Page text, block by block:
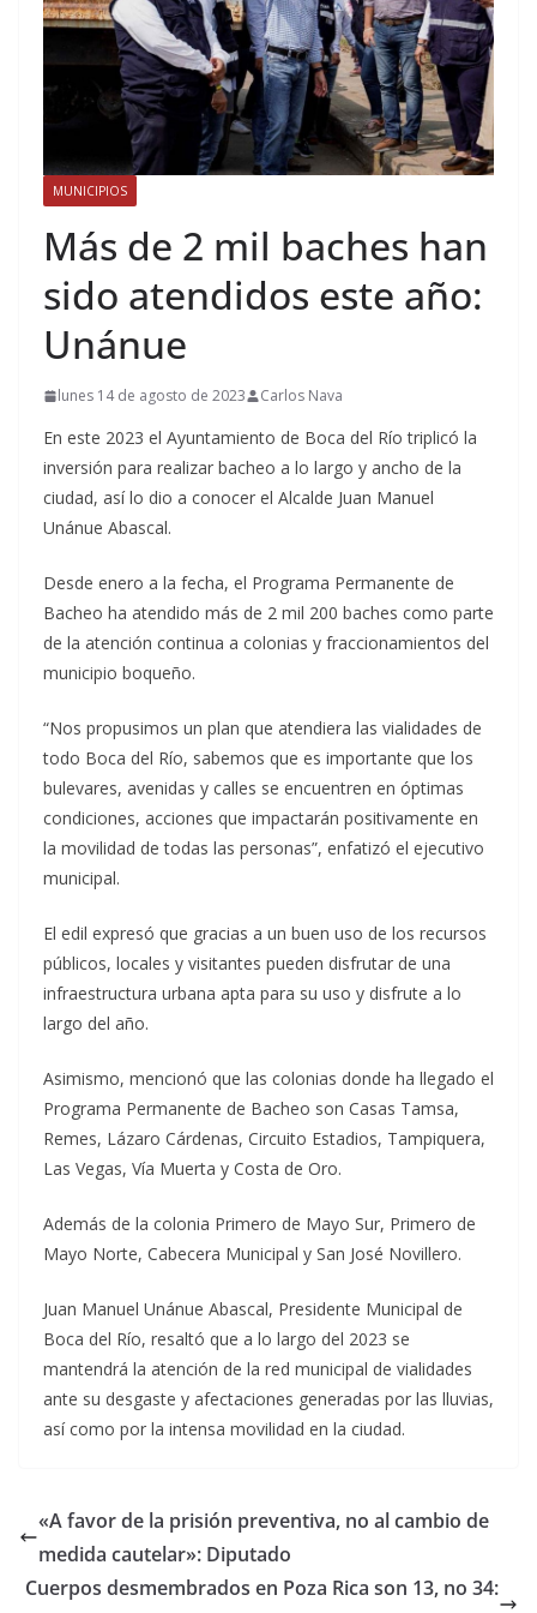
MUNICIPIOS
Más de 2 mil baches han
sido atendidos este año:
Unánue
lunes 14 de agosto de 2023 Carlos Nava
En este 2023 el Ayuntamiento de Boca del Río triplicó la
inversión para realizar bacheo a lo largo y ancho de la
ciudad, así lo dio a conocer el Alcalde Juan Manuel
Unánue Abascal.
Desde enero a la fecha, el Programa Permanente de
Bacheo ha atendido más de 2 mil 200 baches como parte
de la atención continua a colonias y fraccionamientos del
municipio boqueño.
“Nos propusimos un plan que atendiera las vialidades de
todo Boca del Río, sabemos que es importante que los
bulevares, avenidas y calles se encuentren en óptimas
condiciones, acciones que impactarán positivamente en
la movilidad de todas las personas”, enfatizó el ejecutivo
municipal.
El edil expresó que gracias a un buen uso de los recursos
públicos, locales y visitantes pueden disfrutar de una
infraestructura urbana apta para su uso y disfrute a lo
largo del año.
Asimismo, mencionó que las colonias donde ha llegado el
Programa Permanente de Bacheo son Casas Tamsa,
Remes, Lázaro Cárdenas, Circuito Estadios, Tampiquera,
Las Vegas, Vía Muerta y Costa de Oro.
Además de la colonia Primero de Mayo Sur, Primero de
Mayo Norte, Cabecera Municipal y San José Novillero.
Juan Manuel Unánue Abascal, Presidente Municipal de
Boca del Río, resaltó que a lo largo del 2023 se
mantendrá la atención de la red municipal de vialidades
ante su desgaste y afectaciones generadas por las lluvias,
así como por la intensa movilidad en la ciudad.
«A favor de la prisión preventiva, no al cambio de
medida cautelar»: Diputado
Cuerpos desmembrados en Poza Rica son 13, no 34: